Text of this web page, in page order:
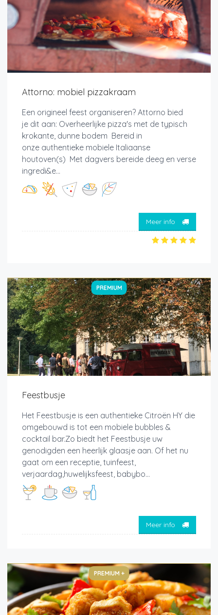
Attorno: mobiel pizzakraam
Een origineel feest organiseren? Attorno bied
je dit aan: Overheerlijke pizza's met de typisch
krokante, dunne bodem Bereid in
onze authentieke mobiele Italiaanse
houtoven(s) Met dagvers bereide deeg en verse
ingredi&e...
Meer info
PREMIUM
Feestbusje
Het Feestbusje is een authentieke Citroën HY die
omgebouwd is tot een mobiele bubbles &
cocktail bar.Zo biedt het Feestbusje uw
genodigden een heerlijk glaasje aan. Of het nu
gaat om een receptie, tuinfeest,
verjaardag,huwelijksfeest, babybo...
Meer info
PREMIUM +